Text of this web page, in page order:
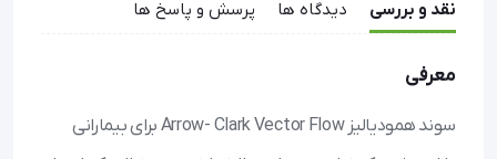
نقد و بررسی دیدگاه ها پرسش و پاسخ ها
معرفی
سوند همودیالیز Arrow- Clark Vector Flow برای بیمارانی